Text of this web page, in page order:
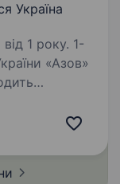
Україна
1 року. 1-
«Азов»